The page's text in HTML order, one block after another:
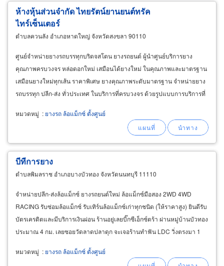
ห้างหุ้นส่วนจำกัด ไทยรัตน์ยานยนต์ทรัค
ไทร์เซ็นเตอร์
ตำบลควนลัง อำเภอหาดใหญ่ จังหวัดสงขลา 90110
ศูนย์จำหน่ายยางรถบรรทุกบริดจสโตน ยางรถยนต์ ผู้นำศูนย์บริการยาง
คุณภาพครบวงจร หล่อดอกใหม่ เสมือนได้ยางใหม่ ในคุณภาพและมาตรฐาน
เสมือนยางใหม่ทุกเส้น ราคาพิเศษ ยางคุณภาพระดับมาตรฐาน จำหน่ายยาง
รถบรรทุก ปลีก-ส่ง ทั่วประเทศ ในบริการที่ครบวงจร ด้วยรูปแบบการบริการที่
หมวดหมู่ : ยางรถ ล้อแม็กซ์ ตั้งศูนย์
บีทีการยาง
ตำบลพิมลราช อำเภอบางบัวทอง จังหวัดนนทบุรี 11110
จำหน่ายปลีก-ส่งล้อแม็กซ์ ยางรถยนต์ใหม่ ล้อแม็กซ์มือสอง 2WD 4WD
RACING รับซ่อมล้อแม็กซ์ รับเทิร์นล้อแม็กซ์เก่าทุกชนิด (ให้ราคาสูง) ยินดีรับ
บัตรเครดิตและมีบริการเงินผ่อน ร้านอยู่เลยบิ๊กซีเอ็กซ์ตร้า ผ่านหมู่บ้านบัวทอง
ประมาณ 4 กม. เลยซอยวัดลาดปลาดุก จะเจอร้านทำฟัน LDC วิ่งตรงมา 1
หมวดหมู่ : ยางรถ ล้อแม็กซ์ ตั้งศูนย์